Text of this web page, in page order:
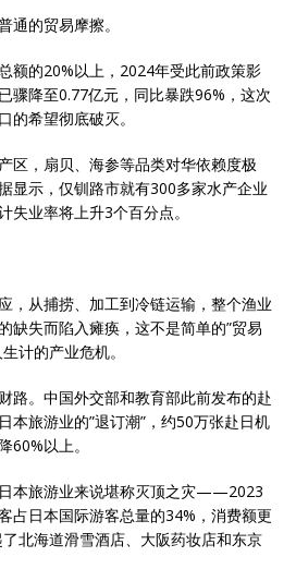
通的贸易摩擦。
额的20%以上，2024年受此前政策影
骤降至0.77亿元，同比暴跌96%，这次
的希望彻底破灭。
区，扇贝、海参等品类对华依赖度极
显示，仅钏路市就有300多家水产企业
失业率将上升3个百分点。
，从捕捞、加工到冷链运输，整个渔业
缺失而陷入瘫痪，这不是简单的”贸易
计的产业危机。
路。中国外交部和教育部此前发布的赴
本旅游业的”退订潮”，约50万张赴日机
60%以上。
本旅游业来说堪称灭顶之灾——2023
占日本国际游客总量的34%，消费额更
北海道滑雪酒店、大阪药妆店和东京